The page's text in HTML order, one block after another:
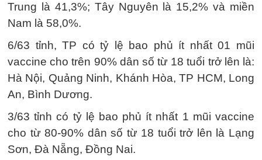
Trung là 41,3%; Tây Nguyên là 15,2% và miền
Nam là 58,0%.
6/63 tỉnh, TP có tỷ lệ bao phủ ít nhất 01 mũi
vaccine cho trên 90% dân số từ 18 tuổi trở lên là:
Hà Nội, Quảng Ninh, Khánh Hòa, TP HCM, Long
An, Bình Dương.
3/63 tỉnh có tỷ lệ bao phủ ít nhất 1 mũi vaccine
cho từ 80-90% dân số từ 18 tuổi trở lên là Lạng
Sơn, Đà Nẵng, Đồng Nai.